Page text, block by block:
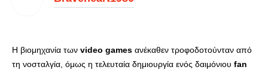
Η βιομηχανία των video games ανέκαθεν τροφοδοτούνταν από
τη νοσταλγία, όμως η τελευταία δημιουργία ενός δαιμόνιου fan